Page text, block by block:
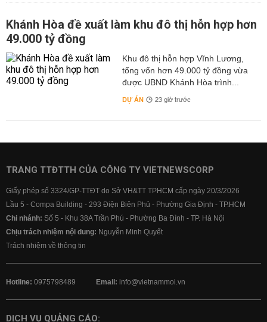
Khánh Hòa đề xuất làm khu đô thị hỗn hợp hơn
49.000 tỷ đồng
Khu đô thị hỗn hợp Vĩnh Lương,
tổng vốn hơn 49.000 tỷ đồng vừa
được UBND Khánh Hòa trình...
DỰ ÁN 23 giờ trước
TRANG TTĐTTH CỦA CÔNG TY VIETNEWSCORP
Giấy phép số 3324/GP-TTĐT do Sở VH&TT TPHCM cấp ngày 20/3/2026
Lầu 5 - Compa Building - 293 Điện Biên Phủ - Phường Gia Định - TP.HCM
Chi nhánh: Số 5 - Khu 38A Trần Phú - Phường Ba Đình - TP. Hà Nội
Chịu trách nhiệm nội dung: Nguyễn Minh Quyết
Trách nhiệm về thông tin
Hotline: 0975798489 Email: info@vietnammoi.vn
DỊCH VỤ QUẢNG CÁO: